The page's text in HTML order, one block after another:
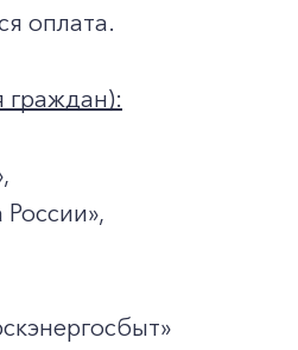
оплата.
граждан):